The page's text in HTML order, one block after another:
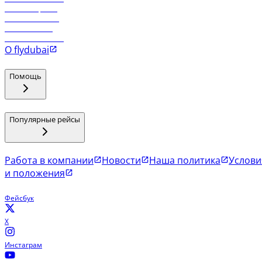
О flydubai
Помощь
Популярные рейсы
Работа в компании Новости Наша политика
и положения
Фейсбук
X
Инстаграм